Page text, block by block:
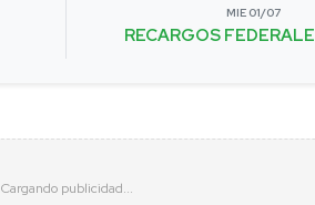
MIE 01/07
RECARGOS